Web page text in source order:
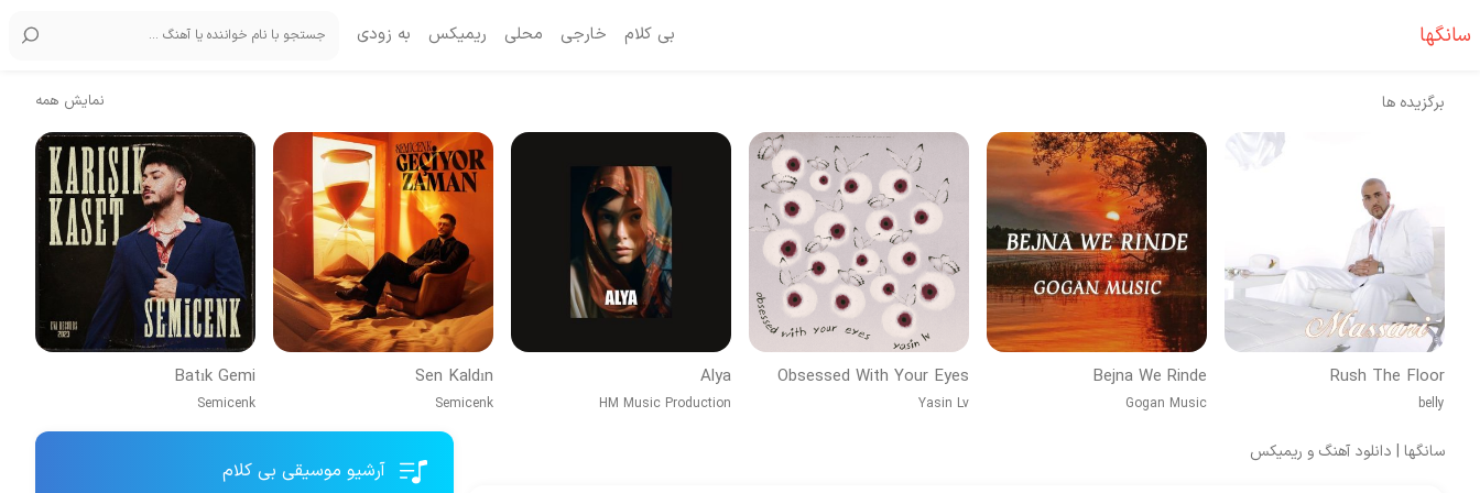
سانگها بی کلام خارجی محلی ریمیکس به زودی
برگزیده ها نمایش همه
Rush The Floor
belly
Bejna We Rinde
Gogan Music
Obsessed With Your Eyes
Yasin Lv
Alya
HM Music Production
Sen Kaldın
Semicenk
Batık Gemi
Semicenk
سانگها | دانلود آهنگ و ریمیکس
آرشیو موسیقی بی کلام